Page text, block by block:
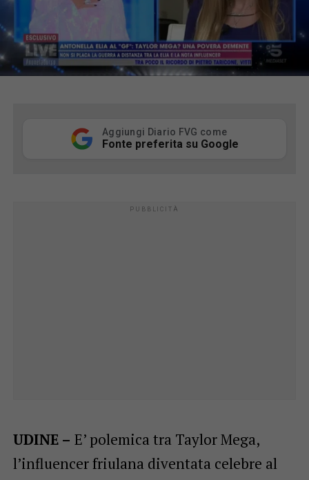
Aggiungi Diario FVG come
Fonte preferita su Google
UDINE – E’ polemica tra Taylor Mega,
l’influencer friulana diventata celebre al